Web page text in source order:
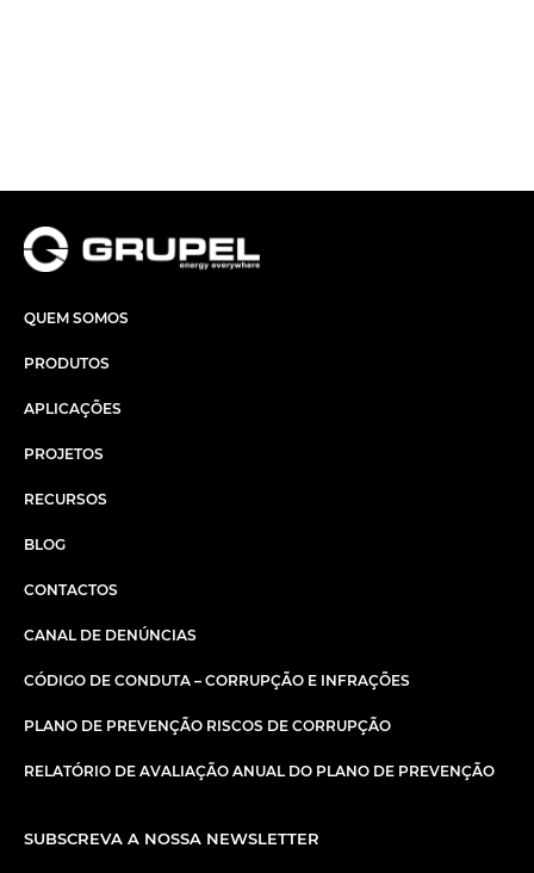
QUEM SOMOS
PRODUTOS
APLICAÇÕES
PROJETOS
RECURSOS
BLOG
CONTACTOS
CANAL DE DENÚNCIAS
CÓDIGO DE CONDUTA – CORRUPÇÃO E INFRAÇÕES
PLANO DE PREVENÇÃO RISCOS DE CORRUPÇÃO
RELATÓRIO DE AVALIAÇÃO ANUAL DO PLANO DE PREVENÇÃO
SUBSCREVA A NOSSA NEWSLETTER